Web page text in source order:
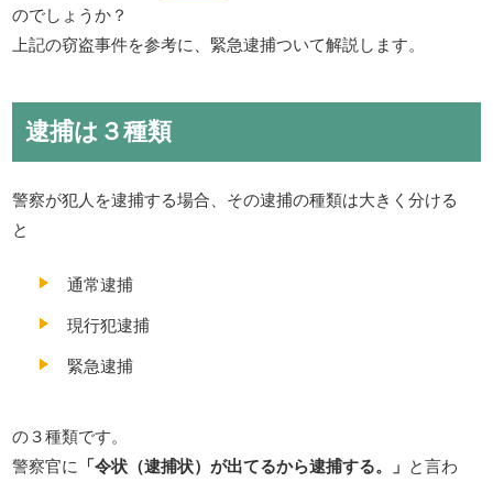
のでしょうか？
上記の窃盗事件を参考に、緊急逮捕ついて解説します。
逮捕は３種類
警察が犯人を逮捕する場合、その逮捕の種類は大きく分ける
と
通常逮捕
現行犯逮捕
緊急逮捕
の３種類です。
警察官に 「令状（逮捕状）が出てるから逮捕する。」 と言わ